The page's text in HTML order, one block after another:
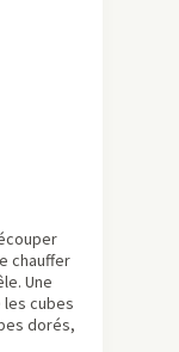
chauffer
Une
les cubes
dorés,